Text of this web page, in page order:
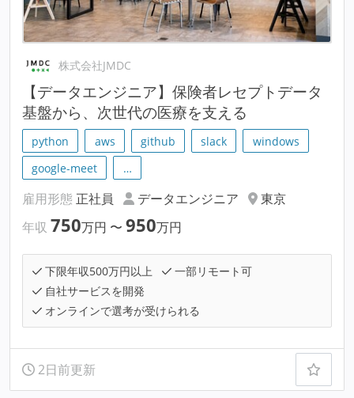
株式会社JMDC
【データエンジニア】保険者レセプトデータ
基盤から、次世代の医療を支える
python aws github slack
windows
google-meet
…
雇用形態 正社員 データエンジニア
東京
年収 750万円 〜 950万円
下限年収500万円以上
一部リモート可
自社サービスを開発
オンラインで選考が受けられる
2日前更新